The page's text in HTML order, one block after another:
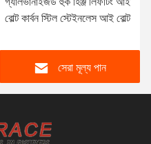
বোল্ট কার্বন স্টিল স্টেইনলেস আই বোল্ট
সেরা মূল্য পান